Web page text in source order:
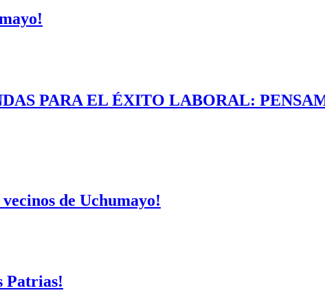
PARA EL ÉXITO LABORAL:
de Uchumayo!
Patrias!